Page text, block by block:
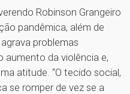
Robinson Grangeiro
pandêmica, além de
problemas
aumento da violência e,
atitude. “O tecido social,
se romper de vez se a